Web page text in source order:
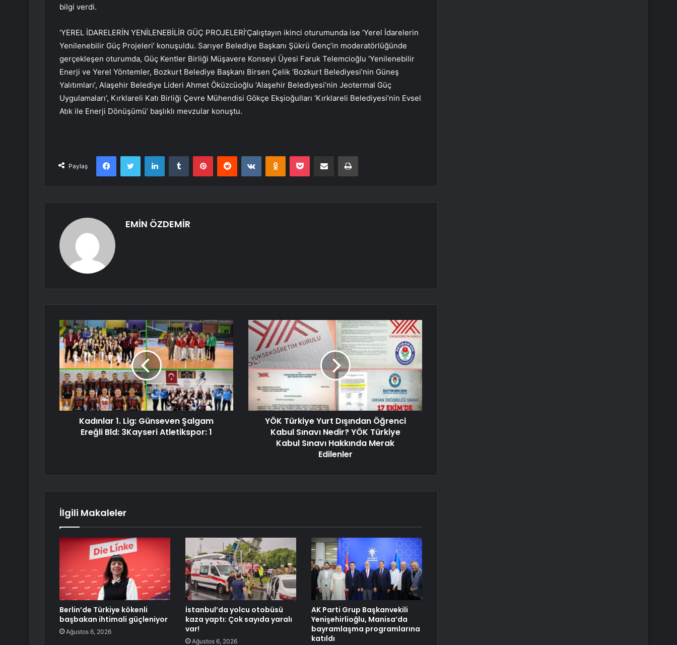
bilgi verdi.
‘YEREL İDARELERİN YENİLENEBİLİR GÜÇ PROJELERİ’Çalıştayın ikinci oturumunda ise ‘Yerel İdarelerin
Yenilenebilir Güç Projeleri’ konuşuldu. Sarıyer Belediye Başkanı Şükrü Genç’in moderatörlüğünde
gerçekleşen oturumda, Güç Kentler Birliği Müşavere Konseyi Üyesi Faruk Telemcioğlu ‘Yenilenebilir
Enerji ve Yerel Yöntemler, Bozkurt Belediye Başkanı Birsen Çelik ‘Bozkurt Belediyesi’nin Güneş
Yalıtımları’, Alaşehir Belediye Lideri Ahmet Öküzcüoğlu ‘Alaşehir Belediyesi’nin Jeotermal Güç
Uygulamaları’, Kırklareli Katı Birliği Çevre Mühendisi Gökçe Ekşioğulları ‘Kırklareli Belediyesi’nin Evsel
Atık ile Enerji Dönüşümü’ başlıklı mevzular konuştu.
Paylaş
FacebookTwitter LinkedInTumblr PinterestReddit VKontakteOdnoklassniki
Pocket E-Posta ile paylaş Yazdır
EMİN ÖZDEMİR
Kadınlar 1. Lig: Günseven Şalgam
Ereğli Bld: 3Kayseri Atletikspor: 1
YÖK Türkiye Yurt Dışından Öğrenci
Kabul Sınavı Nedir? YÖK Türkiye
Kabul Sınavı Hakkında Merak
Edilenler
İlgili Makaleler
Berlin’de Türkiye kökenli
başbakan ihtimali güçleniyor
Ağustos 6, 2026
İstanbul’da yolcu otobüsü
kaza yaptı: Çok sayıda yaralı
var!
Ağustos 6, 2026
AK Parti Grup Başkanvekili
Yenişehirlioğlu, Manisa’da
bayramlaşma programlarına
katıldı